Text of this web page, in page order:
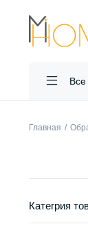
Все
Главная
Категрия